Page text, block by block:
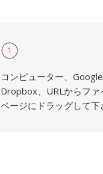
1
コンピューター、Google
Dropbox、URLからファ
ページにドラッグして下